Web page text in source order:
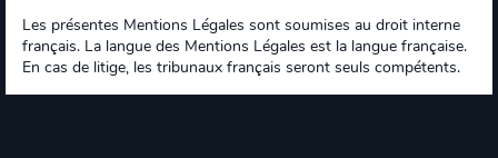
Les présentes Mentions Légales sont soumises au droit interne
français. La langue des Mentions Légales est la langue française.
En cas de litige, les tribunaux français seront seuls compétents.